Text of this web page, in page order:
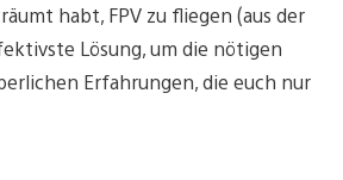
habt, FPV zu fliegen (aus der
Lösung, um die nötigen
Erfahrungen, die euch nur